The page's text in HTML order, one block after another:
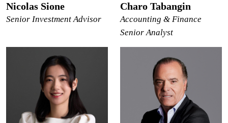
Nicolas Sione
Senior Investment Advisor
Charo Tabangin
Accounting & Finance
Senior Analyst